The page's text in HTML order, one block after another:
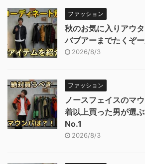
ファッション
秋のお気に入りアウ
バブアーまでたくぞ
2026/8/3
ファッション
ノースフェイスのマ
着以上買った男が選
No.1
2026/8/3